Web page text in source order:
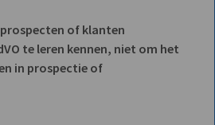
of klanten
te leren kennen, niet om het
in prospectie of